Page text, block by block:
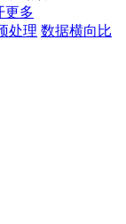
更多
处理 数据横向比